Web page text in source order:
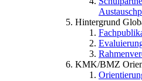
Hintergrund
KMK/BMZ